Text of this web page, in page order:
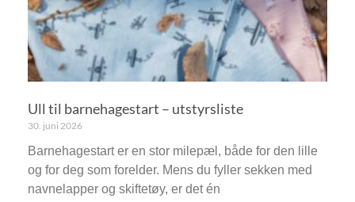
Ull til barnehagestart – utstyrsliste
30. juni 2026
Barnehagestart er en stor milepæl, både for den lille
og for deg som forelder. Mens du fyller sekken med
navnelapper og skiftetøy, er det én